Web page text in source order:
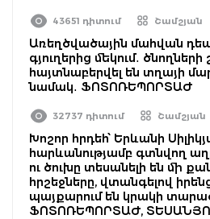
43651 դիտում Շամշյան
Առեղծվածային մահվան
գյուղերից մեկում․
հայտնաբերվել են տղայի
նամակ․ ՖՈՏՈՌԵՊՈՐՏԱԺ
32737 դիտում Շամշյան
Խոշոր հրդեհ՝ Երևանի
հարևանությամբ գտնվող
ու ծուխը տեսանելի են մի
հրշեջները, վտանգելով
պայքարում են կրակի
ՖՈՏՈՌԵՊՈՐՏԱԺ,